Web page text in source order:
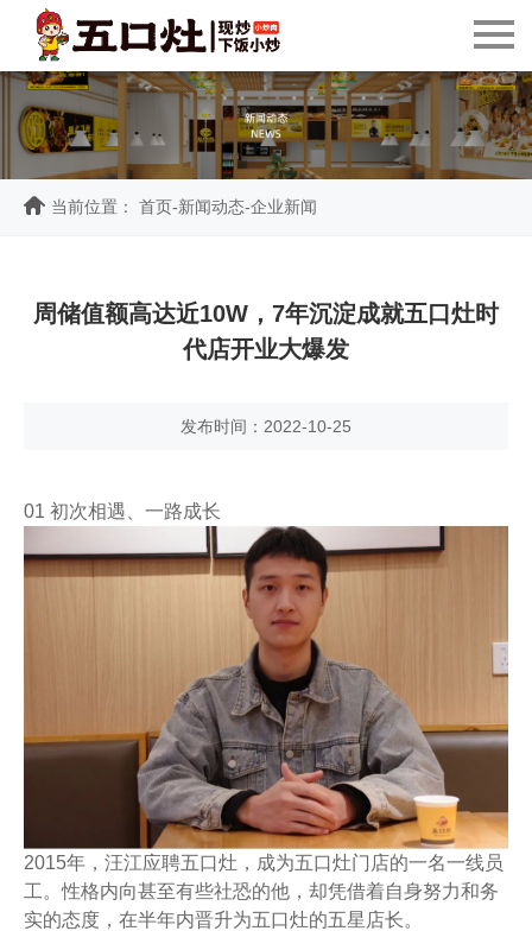
当前位置： 首页-新闻动态-企业新闻
周储值额高达近10W，7年沉淀成就五口灶时
代店开业大爆发
发布时间：2022-10-25
01 初次相遇、一路成长
2015年，汪江应聘五口灶，成为五口灶门店的一名一线员
工。性格内向甚至有些社恐的他，却凭借着自身努力和务
实的态度，在半年内晋升为五口灶的五星店长。